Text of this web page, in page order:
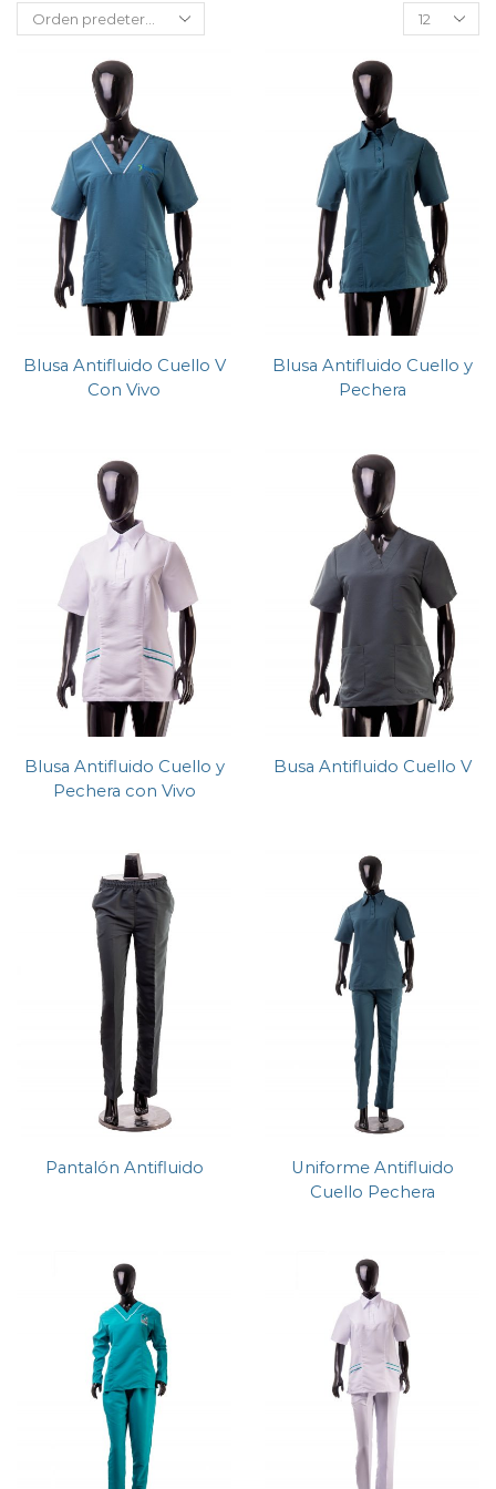
Blusa Antifluido Cuello V
Con Vivo
Blusa Antifluido Cuello y
Pechera
Blusa Antifluido Cuello y
Pechera con Vivo
Busa Antifluido Cuello V
Pantalón Antifluido
Uniforme Antifluido
Cuello Pechera